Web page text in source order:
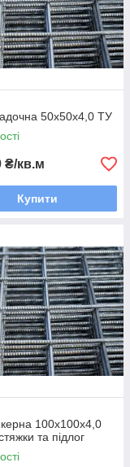
50х50х4,0 ТУ
₴/кв.м
Купити
100х100х4,0
та підлог